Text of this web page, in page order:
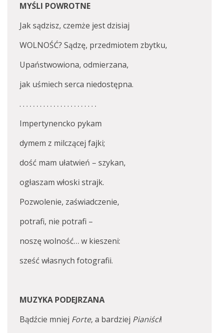
MYŚLI POWROTNE
Jak sądzisz, czemże jest dzisiaj
WOLNOŚĆ? Sądzę, przedmiotem zbytku,
Upaństwowiona, odmierzana,
jak uśmiech serca niedostępna.
. . . . . . . . . . . . . . . . . . . . . . .
Impertynencko pykam
dymem z milczącej fajki;
dość mam ułatwień – szykan,
ogłaszam włoski strajk.
Pozwolenie, zaświadczenie,
potrafi, nie potrafi –
noszę wolność… w kieszeni:
sześć własnych fotografii.
MUZYKA PODEJRZANA
Bądźcie mniej Forte, a bardziej Pianiści!